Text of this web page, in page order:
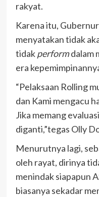
rakyat.
Karena itu,
menyatakan tidak
tidakperformdalam
era
“Pelaksaan Rolling
dan Kami mengacu
Jika memang
diganti,”tegas Olly
Menurutnya lagi,
oleh rayat, dirinya
menindak siapapun
biasanya sekadar